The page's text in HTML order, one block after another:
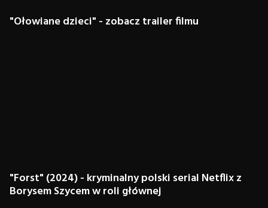
"Ołowiane dzieci" - zobacz trailer filmu
"Forst" (2024) - kryminalny polski serial Netflix z
Borysem Szycem w roli głównej